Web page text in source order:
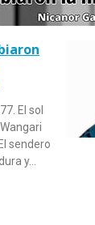
El sol
sendero
y…